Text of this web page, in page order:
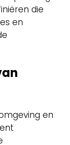
die
en
en